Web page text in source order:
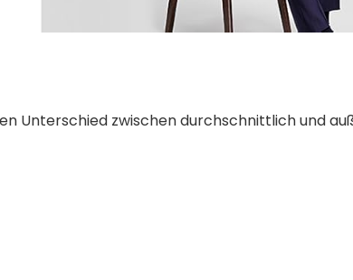
Unterschied zwischen durchschnittlich und